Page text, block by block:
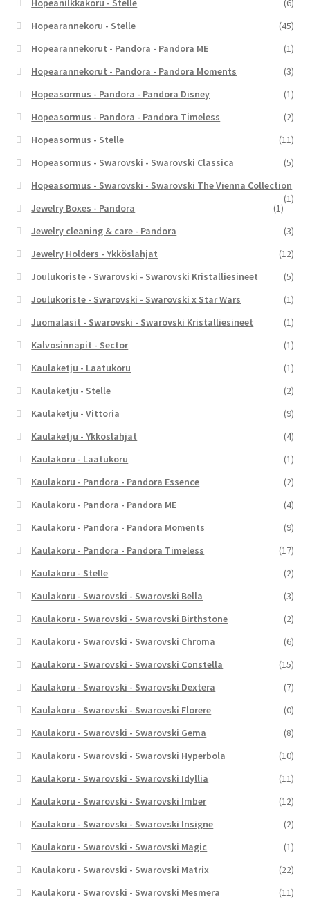
Hopeanilkkakoru - Stelle
(6)
Hopearannekoru - Stelle
(45)
Hopearannekorut - Pandora - Pandora ME
(1)
Hopearannekorut - Pandora - Pandora Moments
(3)
Hopeasormus - Pandora - Pandora Disney
(1)
Hopeasormus - Pandora - Pandora Timeless
(2)
Hopeasormus - Stelle
(11)
Hopeasormus - Swarovski - Swarovski Classica
(5)
Hopeasormus - Swarovski - Swarovski The Vienna Collection
(1)
Jewelry Boxes - Pandora
(1)
Jewelry cleaning & care - Pandora
(3)
Jewelry Holders - Ykköslahjat
(12)
Joulukoriste - Swarovski - Swarovski Kristalliesineet
(5)
Joulukoriste - Swarovski - Swarovski x Star Wars
(1)
Juomalasit - Swarovski - Swarovski Kristalliesineet
(1)
Kalvosinnapit - Sector
(1)
Kaulaketju - Laatukoru
(1)
Kaulaketju - Stelle
(2)
Kaulaketju - Vittoria
(9)
Kaulaketju - Ykköslahjat
(4)
Kaulakoru - Laatukoru
(1)
Kaulakoru - Pandora - Pandora Essence
(2)
Kaulakoru - Pandora - Pandora ME
(4)
Kaulakoru - Pandora - Pandora Moments
(9)
Kaulakoru - Pandora - Pandora Timeless
(17)
Kaulakoru - Stelle
(2)
Kaulakoru - Swarovski - Swarovski Bella
(3)
Kaulakoru - Swarovski - Swarovski Birthstone
(2)
Kaulakoru - Swarovski - Swarovski Chroma
(6)
Kaulakoru - Swarovski - Swarovski Constella
(15)
Kaulakoru - Swarovski - Swarovski Dextera
(7)
Kaulakoru - Swarovski - Swarovski Florere
(0)
Kaulakoru - Swarovski - Swarovski Gema
(8)
Kaulakoru - Swarovski - Swarovski Hyperbola
(10)
Kaulakoru - Swarovski - Swarovski Idyllia
(11)
Kaulakoru - Swarovski - Swarovski Imber
(12)
Kaulakoru - Swarovski - Swarovski Insigne
(2)
Kaulakoru - Swarovski - Swarovski Magic
(1)
Kaulakoru - Swarovski - Swarovski Matrix
(22)
Kaulakoru - Swarovski - Swarovski Mesmera
(11)